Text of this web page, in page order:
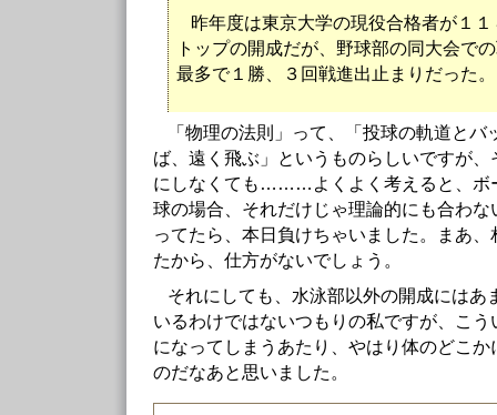
昨年度は東京大学の現役合格者が１
トップの開成だが、野球部の同大会で
最多で１勝、３回戦進出止まりだった。
「物理の法則」って、「投球の軌道と
ば、遠く飛ぶ」というものらしいですが
にしなくても………よくよく考えると、ボ
球の場合、それだけじゃ理論的にも合わ
ってたら、本日負けちゃいました。まあ
たから、仕方がないでしょう。
それにしても、水泳部以外の開成にはあ
いるわけではないつもりの私ですが、こ
になってしまうあたり、やはり体のどこ
のだなあと思いました。